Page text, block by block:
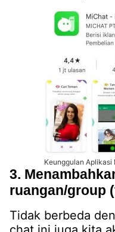
Keunggulan Aplikasi
3.
ruangan/group
Tidak berbeda